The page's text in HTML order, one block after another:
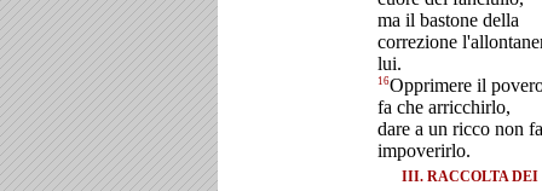
ma il bastone della
correzione
lui.
16Opprimere il
fa che arricchirlo,
dare a un ricco non
impoverirlo.
III. RACCOLTA DEI